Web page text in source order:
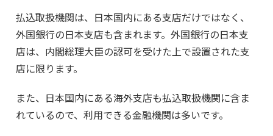
払込取扱機関は、日本国内にある支店だけではなく、
外国銀行の日本支店も含まれます。外国銀行の日本支
店は、内閣総理大臣の認可を受けた上で設置された支
店に限ります。
また、日本国内にある海外支店も払込取扱機関に含ま
れているので、利用できる金融機関は多いです。